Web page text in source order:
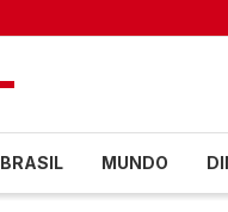
BRASIL MUNDO